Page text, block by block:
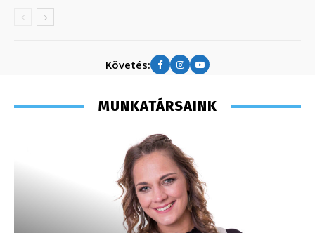
Követés:
MUNKATÁRSAINK